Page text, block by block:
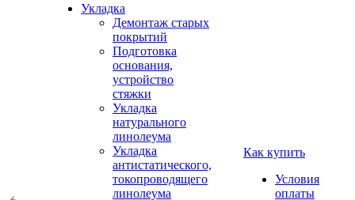
Укладка
Демонтаж старых
покрытий
Подготовка
основания,
устройство
стяжки
Укладка
натурального
линолеума
Укладка
антистатического,
токопроводящего
линолеума
Как купить
Условия
оплаты